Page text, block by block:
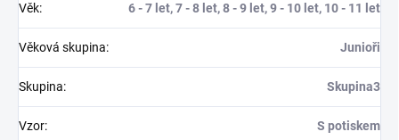
Věk: 6 - 7 let, 7 - 8 let, 8 - 9 let, 9 - 10 let, 10 - 11 let
Věková skupina: Junioři
Skupina: Skupina3
Vzor: S potiskem